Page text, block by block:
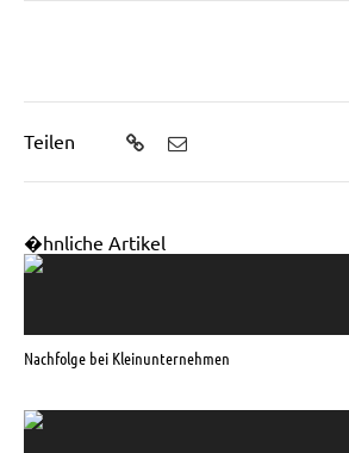
Teilen
�hnliche Artikel
Nachfolge bei Kleinunternehmen